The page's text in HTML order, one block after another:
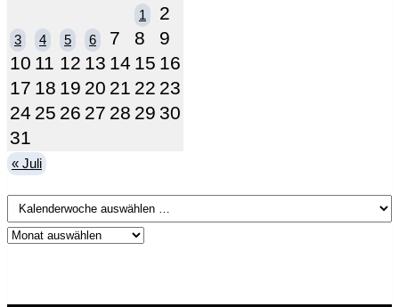
1 2
3 4 5 6 7 8
9
10 11 12 13 14 15 16
17 18 19 20 21 22 23
24 25 26 27 28 29 30
31
« Juli